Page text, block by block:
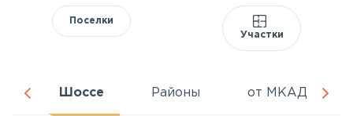
Поселки
Участки
Шоссе Районы от МКАД